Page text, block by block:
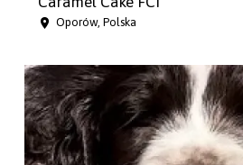
Oporów, Polska